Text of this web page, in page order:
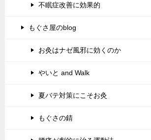
不眠症改善に効果的
もぐさ屋のblog
お灸はナゼ風邪に効くのか
やいと and Walk
夏バテ対策にこそお灸
もぐさの錆